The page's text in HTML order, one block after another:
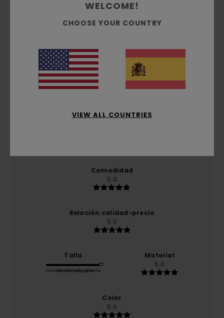
Puntuación media
5.0
Comodidad
5.0
Relación calidad-precio
5.0
Talla
Demasiado pequeño
Demasiado grande
Material
5.0
Color
5.0
WELCOME!
CHOOSE YOUR COUNTRY
VIEW ALL COUNTRIES